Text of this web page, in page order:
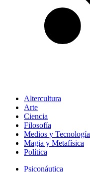
Altercultura
Arte
Ciencia
Filosofía
Medios y Tecnología
Magia y Metafísica
Política
Psiconáutica